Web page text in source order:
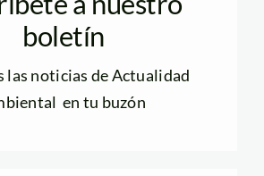
boletín
las noticias de Actualidad
en tu buzón